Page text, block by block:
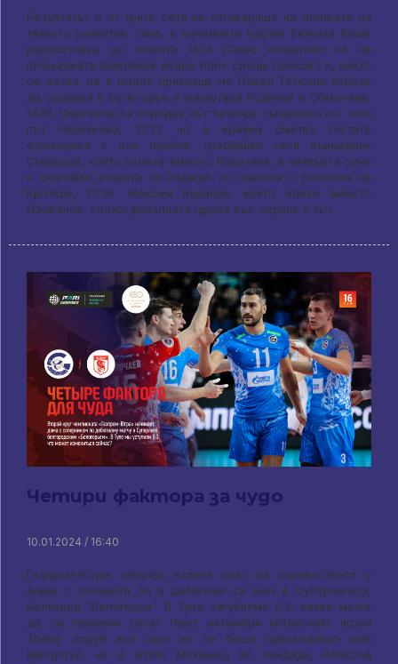
Резултатът и от трите сета не отговаряше на логиката на
тяхното развитие. така, в началната партия битката беше
равностойна до точката 14:14 (Само появилият се на
площадката Шевляков вкара блок срещу Цепков.) и, както
се казва, не е имало признаци. Но Павел Тетюхин излезе
да сервира в Белогорье и нокаутира Родичев и Обмочаев,
14:18. Шевляков за пореден път затвори съперника си, този
път Червякова, 17:21, но в крайна сметка гостите
отговориха с нов пробив, грабвайки своя съименник
Скворцов, който излезе вместо Коротаев, в четвърта зона
и сваляйки атаката на Раджаб по линията с усилията на
Кротков, 17:24. Максим Кирилов, който влезе вместо
Ожиганов, сложи финалната щриха със сервис в тъч..
Четири фактора за чудо
10.01.2024 / 16:40
Газпром-Югра започва втория кръг на първенството у
дома с опонента си в дебютния си мач в Суперлигата,
Белгород "Белогорье". В Тула загубихме 0:3, какво може
да се промени сега? През октомври китайският играч
Zhang Jingyin все още не се беше присъединил към
Belogorye, не е играл Мохамед ал Хачдади, Алексей